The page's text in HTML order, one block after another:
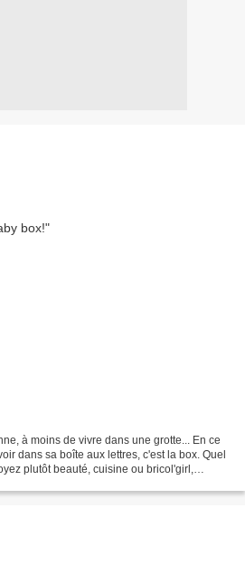
à moins de vivre dans une grotte... En ce
dans sa boîte aux lettres, c'est la box. Quel
plutôt beauté, cuisine ou bricol'girl,